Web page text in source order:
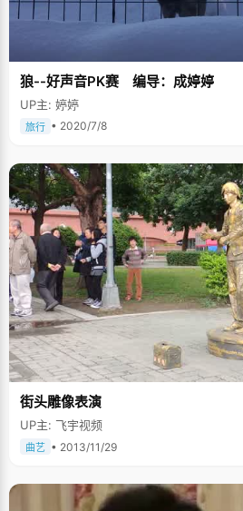
狼--好声音PK赛 编导：成婷婷
UP主: 婷婷
旅行 • 2020/7/8
街头雕像表演
UP主: 飞宇视频
曲艺 • 2013/11/29